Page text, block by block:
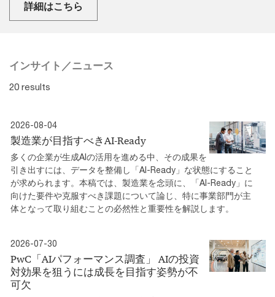
詳細はこちら
インサイト／ニュース
20 results
2026-08-04
製造業が目指すべきAI-Ready
多くの企業が生成AIの活用を進める中、その成果を
引き出すには、データを整備し「AI-Ready」な状態にすること
が求められます。本稿では、製造業を念頭に、「AI-Ready」に
向けた要件や克服すべき課題について論じ、特に事業部門が主
体となって取り組むことの必然性と重要性を解説します。
2026-07-30
PwC「AIパフォーマンス調査」 AIの投資
対効果を狙うには成長を目指す姿勢が不
可欠